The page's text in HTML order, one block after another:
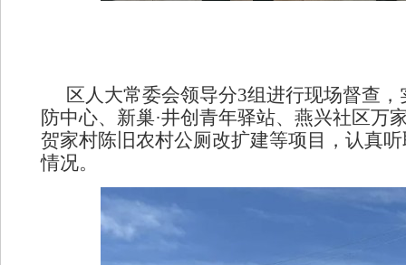
区人大常委会领导分3组进行现场督查
防中心、新巢·井创青年驿站、燕兴社区万
贺家村陈旧农村公厕改扩建等项目，认真
情况。